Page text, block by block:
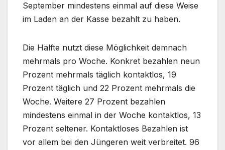
September mindestens einmal auf diese Weise
im Laden an der Kasse bezahlt zu haben.
Die Hälfte nutzt diese Möglichkeit demnach
mehrmals pro Woche. Konkret bezahlen neun
Prozent mehrmals täglich kontaktlos, 19
Prozent täglich und 22 Prozent mehrmals die
Woche. Weitere 27 Prozent bezahlen
mindestens einmal in der Woche kontaktlos, 13
Prozent seltener. Kontaktloses Bezahlen ist
vor allem bei den Jüngeren weit verbreitet. 96